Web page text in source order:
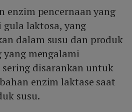
enzim pencernaan yang
laktosa, yang
dalam susu dan produk
mengalami
disarankan untuk
enzim laktase saat
susu.